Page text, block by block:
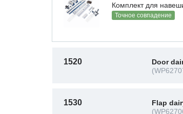
Комплект для
Точное совпадение
1520
Door
1530
Flap